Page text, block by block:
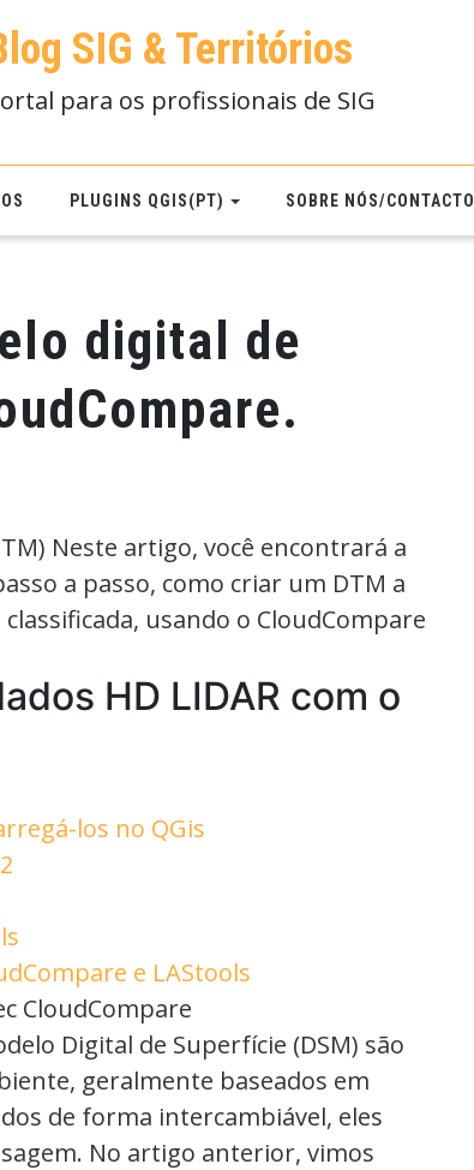
SIG & Territórios
para os profissionais de SIG
PLUGINS QGIS(PT) SOBRE NÓS/CONTACTO
digital de
Neste artigo, você encontrará a
a passo, como criar um DTM a
usando o CloudCompare
HD LIDAR com o
los no QGis
e LAStools
CloudCompare
Digital de Superfície (DSM) são
geralmente baseados em
de forma intercambiável, eles
No artigo anterior, vimos